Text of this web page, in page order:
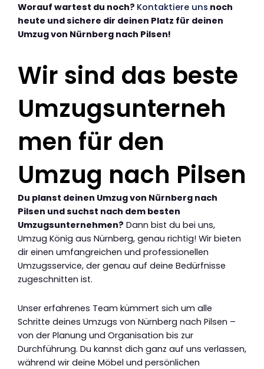
Worauf wartest du noch? Kontaktiere uns noch
heute und sichere dir deinen Platz für deinen
Umzug von Nürnberg nach Pilsen!
Wir sind das beste
Umzugsunterneh
men für den
Umzug nach Pilsen
Du planst deinen Umzug von Nürnberg nach
Pilsen und suchst nach dem besten
Umzugsunternehmen? Dann bist du bei uns,
Umzug König aus Nürnberg, genau richtig! Wir bieten
dir einen umfangreichen und professionellen
Umzugsservice, der genau auf deine Bedürfnisse
zugeschnitten ist.
Unser erfahrenes Team kümmert sich um alle
Schritte deines Umzugs von Nürnberg nach Pilsen –
von der Planung und Organisation bis zur
Durchführung. Du kannst dich ganz auf uns verlassen,
während wir deine Möbel und persönlichen